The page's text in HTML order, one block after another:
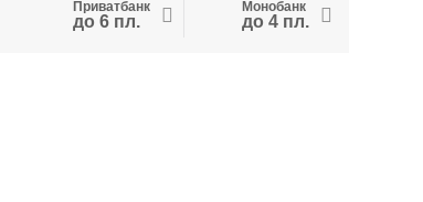
Приватбанк
до 6 пл.
Монобанк
до 4 пл.